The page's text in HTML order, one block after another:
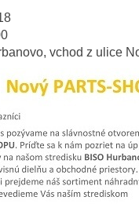
vchod z ulice